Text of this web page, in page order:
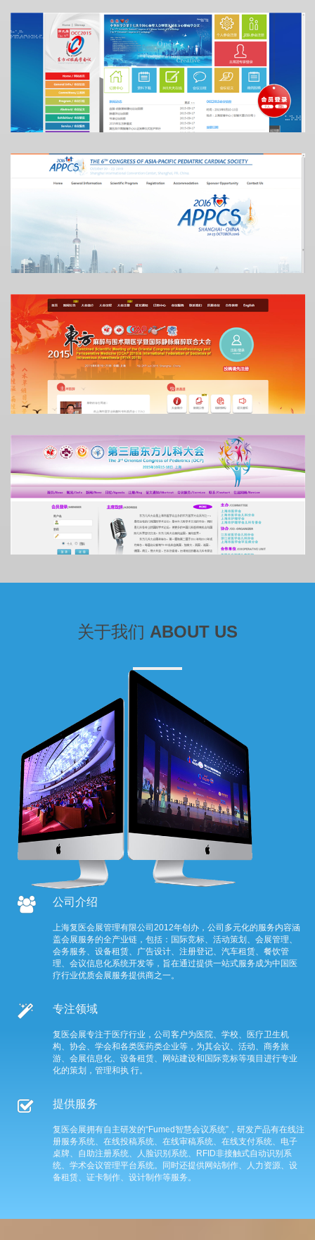
关于我们 ABOUT US
公司介绍
上海复医会展管理有限公司2012年创办，公司多元化的服务内容涵
盖会展服务的全产业链，包括：国际竞标、活动策划、会展管理、
会务服务、设备租赁、广告设计、注册登记、汽车租赁、餐饮管
理、会议信息化系统开发等，旨在通过提供一站式服务成为中国医
疗行业优质会展服务提供商之一。
专注领域
复医会展专注于医疗行业，公司客户为医院、学校、医疗卫生机
构、协会、学会和各类医药类企业等，为其会议、活动、商务旅
游、会展信息化、设备租赁、网站建设和国际竞标等项目进行专业
化的策划，管理和执 行。
提供服务
复医会展拥有自主研发的“Fumed智慧会议系统”，研发产品有在线注
册服务系统、在线投稿系统、在线审稿系统、在线支付系统、电子
桌牌、自助注册系统、人脸识别系统、RFID非接触式自动识别系
统、学术会议管理平台系统。同时还提供网站制作、人力资源、设
备租赁、证卡制作、设计制作等服务。